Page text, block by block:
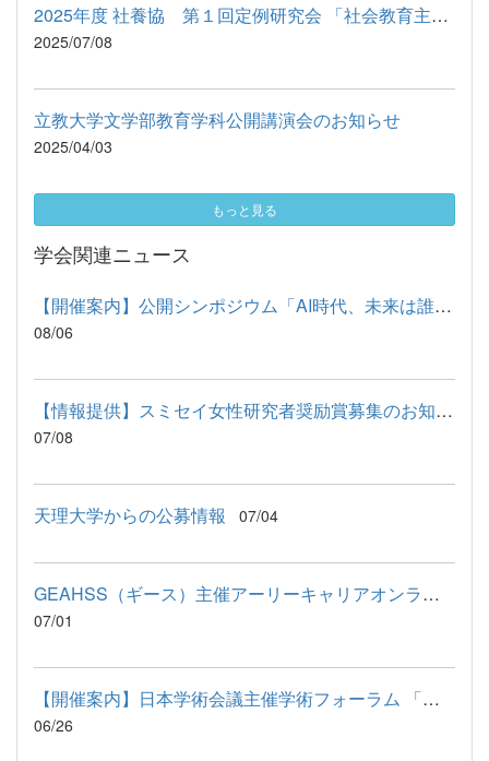
2025年度 社養協 第１回定例研究会 「社会教育主事・社会教育⼠...
2025/07/08
立教大学文学部教育学科公開講演会のお知らせ
2025/04/03
もっと見る
学会関連ニュース
【開催案内】公開シンポジウム「AI時代、未来は誰にとって公平か...
08/06
【情報提供】スミセイ女性研究者奨励賞募集のお知らせー第20回「...
07/08
天理大学からの公募情報 07/04
GEAHSS（ギース）主催アーリーキャリアオンラインサロン開催のご...
07/01
【開催案内】日本学術会議主催学術フォーラム 「社会と学術界にお...
06/26